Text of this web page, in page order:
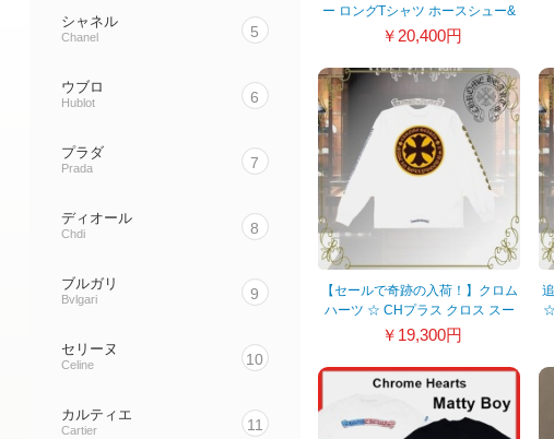
ー ロングTシャツ ホースシュー&
フローラルクロス ホワイト
￥20,400円
【セールで奇跡の入荷！】クロム
ハーツ ☆ CHプラス クロス スー
パーコピー 長袖Tシャツ
￥19,300円
☆
シャネル
Chanel 5
ウブロ
Hublot 6
プラダ
Prada 7
ディオール
Chdi 8
ブルガリ
Bvlgari 9
セリーヌ
Celine 10
カルティエ
Cartier 11